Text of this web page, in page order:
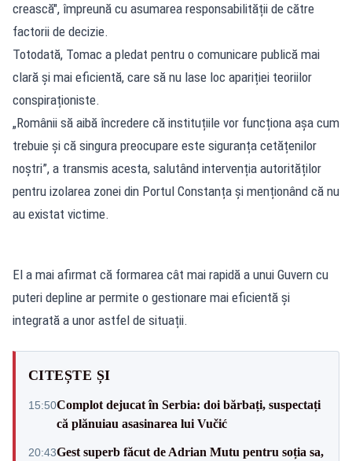
crească", împreună cu asumarea responsabilității de către
factorii de decizie.
Totodată, Tomac a pledat pentru o comunicare publică mai
clară și mai eficientă, care să nu lase loc apariției teoriilor
conspiraționiste.
„Românii să aibă încredere că instituțiile vor funcționa așa cum
trebuie și că singura preocupare este siguranța cetățenilor
noștri”, a transmis acesta, salutând intervenția autorităților
pentru izolarea zonei din Portul Constanța și menționând că nu
au existat victime.
El a mai afirmat că formarea cât mai rapidă a unui Guvern cu
puteri depline ar permite o gestionare mai eficientă și
integrată a unor astfel de situații.
CITEȘTE ȘI
15:50Complot dejucat în Serbia: doi bărbați, suspectați
că plănuiau asasinarea lui Vučić
20:43Gest superb făcut de Adrian Mutu pentru soția sa,